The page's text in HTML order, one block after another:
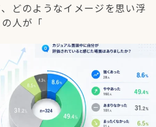
どのようなイメージを思い浮
人が「